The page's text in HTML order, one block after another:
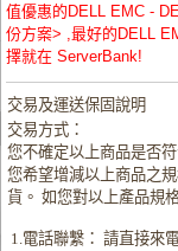
值優惠的DELL EMC -
份方案> ,最好的DELL
擇就在 ServerBank!
交易及運送保固說明
交易方式：
您不確定以上商品是否
您希望增減以上商品之
貨。 如您對以上產品規
1.電話聯繫： 請直接來